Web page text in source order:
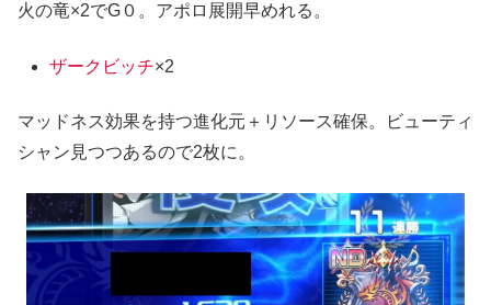
火の竜×2でG０。アポロ展開早めれる。
ザークビッチ×2
マッドネス効果を持つ進化元＋リソース確保。ビューティ
シャン見つつあるので2枚に。